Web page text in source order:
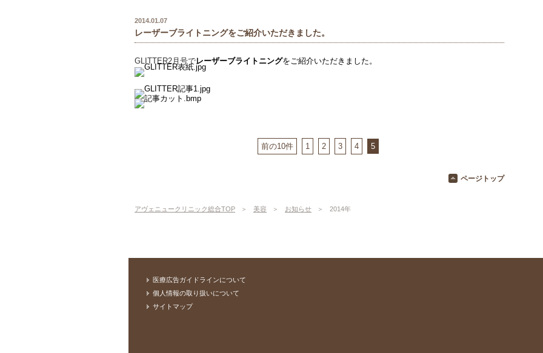
2014.01.07
レーザーブライトニングをご紹介いただきました。
GLITTER2月号でレーザーブライトニングをご紹介いただきました。
前の10件 1 2 3 4 5
ページトップ
アヴェニュークリニック総合TOP 美容 お知らせ 2014年
医療広告ガイドラインについて
個人情報の取り扱いについて
サイトマップ